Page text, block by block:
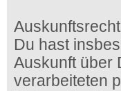
Du hast
Auskunft über
verarbeiteten